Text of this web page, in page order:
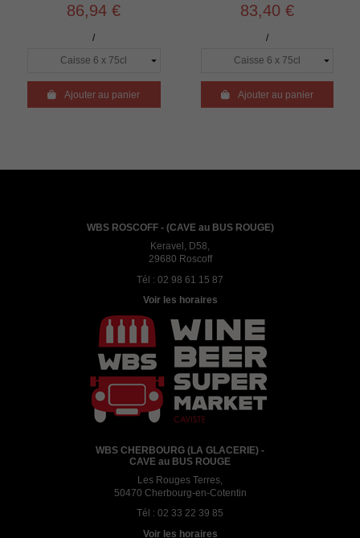
86,94 €
/
Ajouter au panier
83,40 €
/
Ajouter au panier
WBS ROSCOFF - (CAVE au BUS ROUGE)
Keravel, D58,
29680 Roscoff
Tél : 02 98 61 15 87
Voir les horaires
WBS CHERBOURG (LA GLACERIE) -
CAVE au BUS ROUGE
Les Rouges Terres,
50470 Cherbourg-en-Cotentin
Tél : 02 33 22 39 85
Voir les horaires